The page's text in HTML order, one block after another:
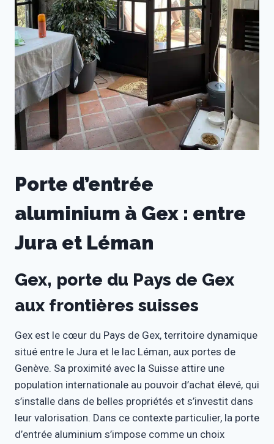
Porte d’entrée
aluminium à Gex : entre
Jura et Léman
Gex, porte du Pays de Gex
aux frontières suisses
Gex est le cœur du Pays de Gex, territoire dynamique
situé entre le Jura et le lac Léman, aux portes de
Genève. Sa proximité avec la Suisse attire une
population internationale au pouvoir d’achat élevé, qui
s’installe dans de belles propriétés et s’investit dans
leur valorisation. Dans ce contexte particulier, la porte
d’entrée aluminium s’impose comme un choix